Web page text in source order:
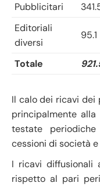
Pubblicitari
Editoriali
diversi
95.1
Totale
Il calo dei ricavi dei
principalmente alla
testate
cessioni di società e
I ricavi diffusionali
rispetto al pari